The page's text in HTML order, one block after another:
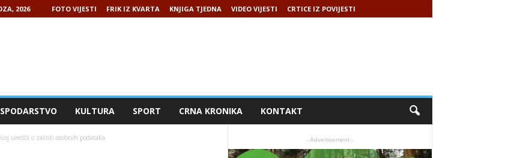
2026 FOTO VIJESTI FRIK IZ KVARTA KNJIGA TJEDNA VIDEO VIJESTI CRTICE IZ POVIJESTI
KULTURA SPORT CRNA KRONIKA KONTAKT
uredbi o zaštiti osobnih podataka - Advertisement -